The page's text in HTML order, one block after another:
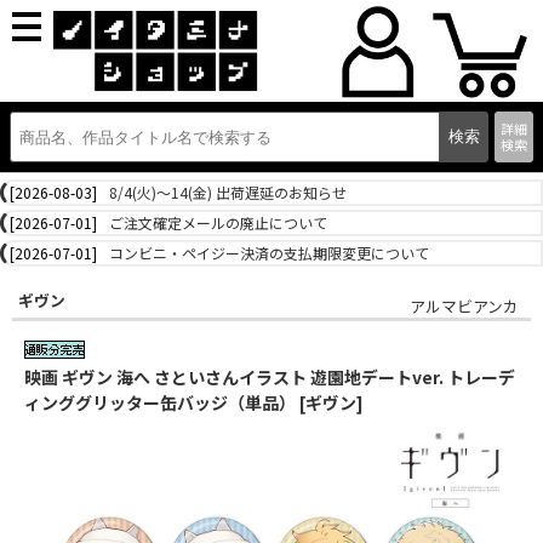
詳細
検索
[2026-08-03]
8/4(火)～14(金) 出荷遅延のお知らせ
[2026-07-01]
ご注文確定メールの廃止について
[2026-07-01]
コンビニ・ペイジー決済の支払期限変更について
ギヴン アルマビアンカ
映画 ギヴン 海へ さといさんイラスト 遊園地デートver. トレーデ
ィンググリッター缶バッジ（単品） [ギヴン]